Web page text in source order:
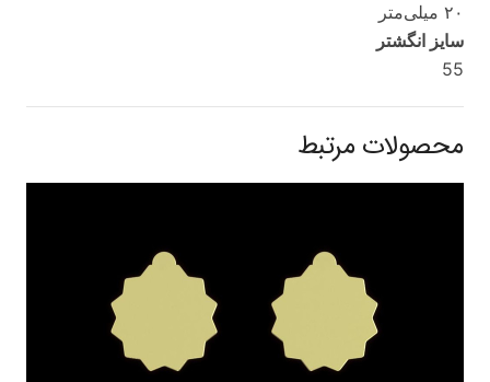
۲۰ میلی‌متر
سایز انگشتر
55
محصولات مرتبط